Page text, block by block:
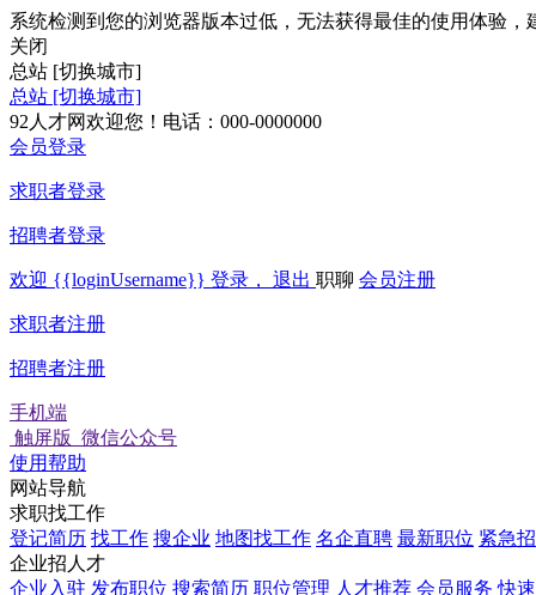
系统检测到您的浏览器版本过低，无法获得最佳的使用体验，
关闭
总站 [切换城市]
总站 [切换城市]
92人才网欢迎您！电话：000-0000000
会员登录
求职者登录
招聘者登录
欢迎 {{loginUsername}} 登录， 退出 职聊 会员注册
求职者注册
招聘者注册
手机端
触屏版 微信公众号
使用帮助
网站导航
求职找工作
登记简历 找工作 搜企业 地图找工作 名企直聘 最新职位 紧急
企业招人才
企业入驻 发布职位 搜索简历 职位管理 人才推荐 会员服务 快